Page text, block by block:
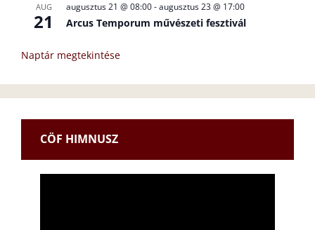
AUG
21
augusztus 21 @ 08:00-augusztus 23 @ 17:00
Arcus Temporum művészeti fesztivál
Naptár megtekintése
CÖF HIMNUSZ